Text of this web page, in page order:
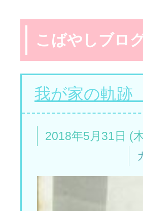
こばやしブロ
我が家の軌跡
2018年5月31日 (